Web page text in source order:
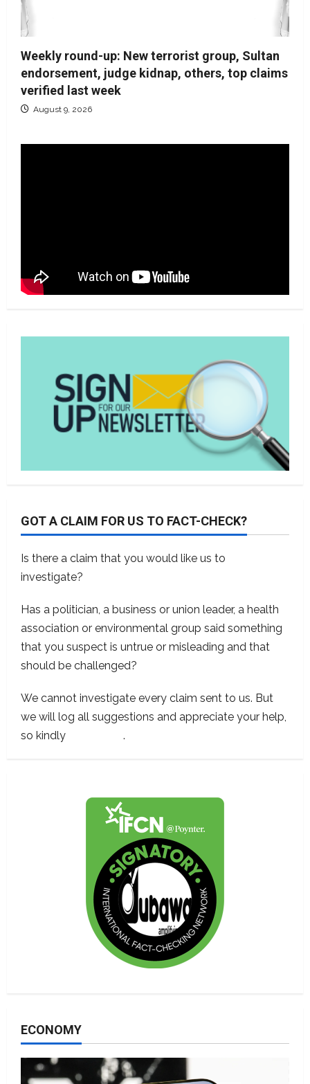
Weekly round-up: New terrorist group, Sultan
endorsement, judge kidnap, others, top claims
verified last week
August 9, 2026
GOT A CLAIM FOR US TO FACT-CHECK?
Is there a claim that you would like us to
investigate?
Has a politician, a business or union leader, a health
association or environmental group said something
that you suspect is untrue or misleading and that
should be challenged?
We cannot investigate every claim sent to us. But
we will log all suggestions and appreciate your help,
so kindly
.
ECONOMY